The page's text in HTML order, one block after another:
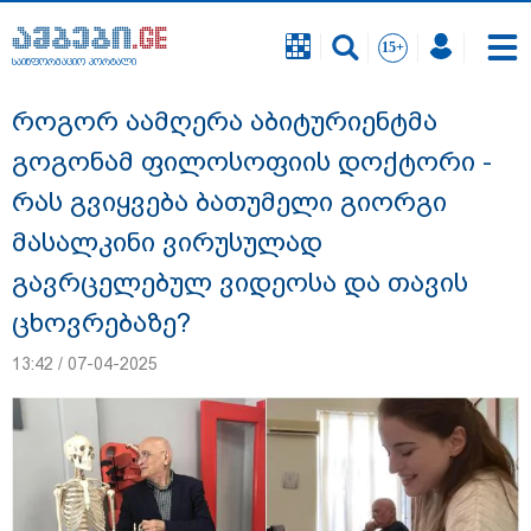
საინფორმაციო პორტალი
გიგა ავალიანის საქმეზე დაკავებულ ორ
არასრულწლოვანს, ნია იმნაძესა და
ანასტასია ბერუაშვილს აღკვეთის
ღონისძიების სახით პატიმრობა
საინფორმაციო პორტალი
როგორ აამღერა აბიტურიენტმა
გოგონამ ფილოსოფიის დოქტორი -
რას გვიყვება ბათუმელი გიორგი
მასალკინი ვირუსულად
გავრცელებულ ვიდეოსა და თავის
ცხოვრებაზე?
13:42 / 07-04-2025